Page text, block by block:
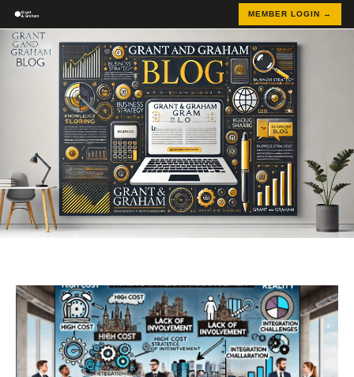
MEMBER LOGIN →